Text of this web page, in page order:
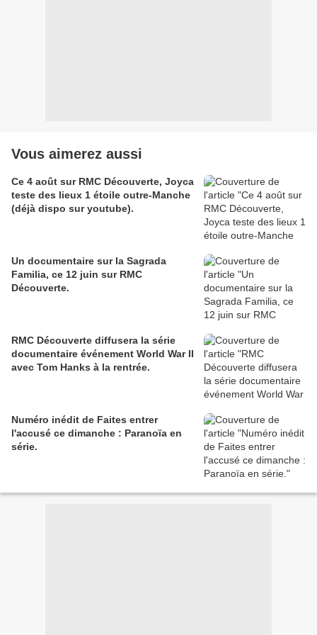
Vous aimerez aussi
Ce 4 août sur RMC Découverte, Joyca
teste des lieux 1 étoile outre-Manche
(déjà dispo sur youtube).
Un documentaire sur la Sagrada
Familia, ce 12 juin sur RMC
Découverte.
RMC Découverte diffusera la série
documentaire événement World War II
avec Tom Hanks à la rentrée.
Numéro inédit de Faites entrer
l'accusé ce dimanche : Paranoïa en
série.